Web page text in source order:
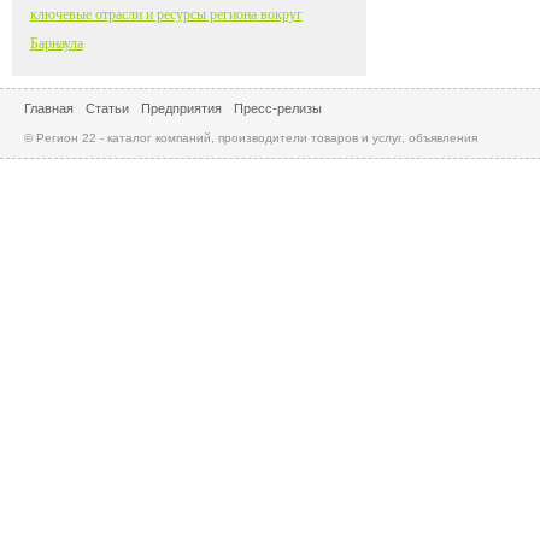
ключевые отрасли и ресурсы региона вокруг
Барнаула
Главная Статьи Предприятия Пресс-релизы
© Регион 22 - каталог компаний, производители товаров и услуг, объявления